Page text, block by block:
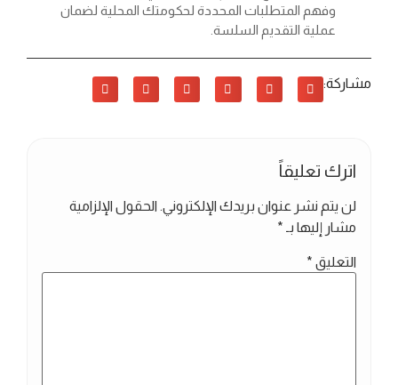
وفهم المتطلبات المحددة لحكومتك المحلية لضمان
عملية التقديم السلسة.
مشاركة:
اترك تعليقاً
لن يتم نشر عنوان بريدك الإلكتروني. الحقول الإلزامية
مشار إليها بـ *
التعليق *